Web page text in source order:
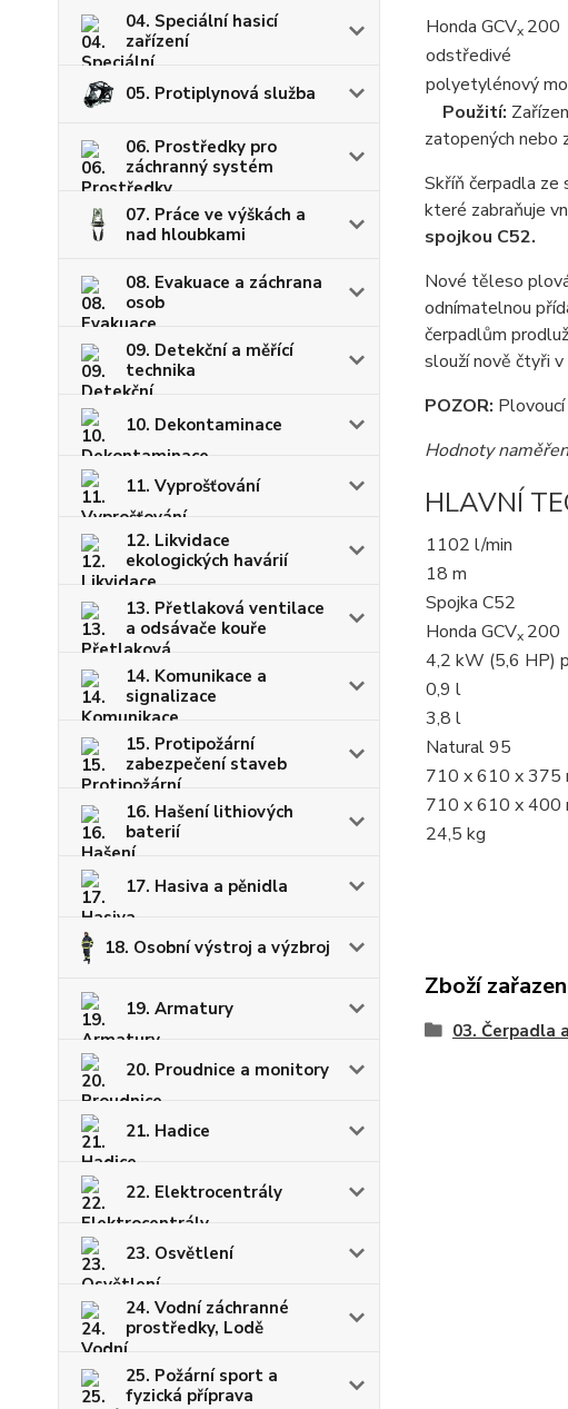
04. Speciální hasicí
zařízení
05. Protiplynová služba
06. Prostředky pro
záchranný systém
07. Práce ve výškách a
nad hloubkami
08. Evakuace a záchrana
osob
09. Detekční a měřící
technika
10. Dekontaminace
11. Vyprošťování
12. Likvidace
ekologických havárií
13. Přetlaková ventilace
a odsávače kouře
14. Komunikace a
signalizace
15. Protipožární
zabezpečení staveb
16. Hašení lithiových
baterií
17. Hasiva a pěnidla
18. Osobní výstroj a výzbroj
19. Armatury
20. Proudnice a monitory
21. Hadice
22. Elektrocentrály
23. Osvětlení
24. Vodní záchranné
prostředky, Lodě
25. Požární sport a
fyzická příprava
Honda GCVx 200
odstředivé
polyetylénový
Použití:
zatopených nebo
Skříň čerpadla ze
které zabraňuje
spojkou C52.
Nové těleso
odnímatelnou
čerpadlům
slouží nově čtyři
POZOR:
Hodnoty
HLAVNÍ
1102 l/min
18 m
Spojka C52
Honda GCVx 200
4,2 kW (5,6 HP)
0,9 l
3,8 l
Natural 95
710 x 610 x 375
710 x 610 x 400
24,5 kg
Zboží
03. Čerpadla